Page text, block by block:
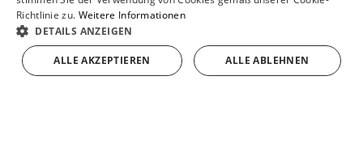
IN DEN EINKAUFSWAGEN
alle
ENGLISH
GERMAN
Richtlinie zu. Weitere Informationen
DETAILS ANZEIGEN
ALLE AKZEPTIEREN ALLE ABLEHNEN